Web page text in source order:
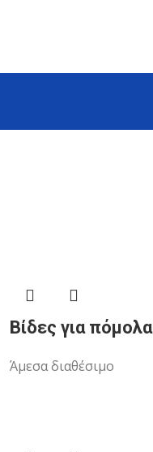
Βίδες για πόμολα
Άμεσα διαθέσιμο